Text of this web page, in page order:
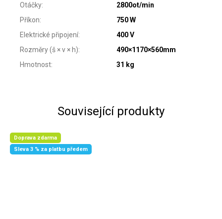
Otáčky:
2800ot/min
Příkon:
750 W
Elektrické připojení:
400 V
Rozměry (š × v × h):
490×1170×560mm
Hmotnost: 31 kg
Související produkty
Doprava zdarma
Sleva 3 % za platbu předem